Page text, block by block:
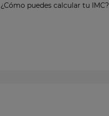
¿Cómo puedes calcular tu IMC?